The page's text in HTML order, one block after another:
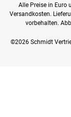
Alle Preise in Euro
Versandkosten.
vorbehalten.
©2026 Schmidt